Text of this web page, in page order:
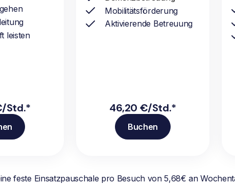
leisten
Std.*
Mobilitätsförderung
Aktivierende Betreuung
46,20 €/Std.*
Buchen
feste Einsatzpauschale pro Besuch von 5,68€ an